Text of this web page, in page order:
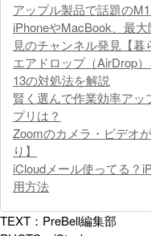
アップル製品で話題の
iPhoneやMacBook、最
見のチャンネル発見【暮
エアドロップ（AirDrop
13の対処法を解説
賢く選んで作業効率ア
プリは？
Zoomのカメラ・ビデオ
り】
iCloudメール使ってる？
用方法
TEXT：PreBell編集部